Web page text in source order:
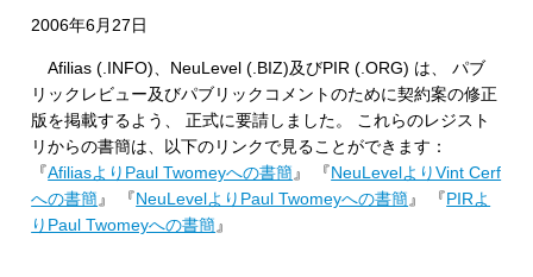
2006年6月27日
Afilias (.INFO)、NeuLevel (.BIZ)及びPIR (.ORG) は、 パブ
リックレビュー及びパブリックコメントのために契約案の修正
版を掲載するよう、 正式に要請しました。 これらのレジスト
リからの書簡は、以下のリンクで見ることができます：
『AfiliasよりPaul Twomeyへの書簡 』 『NeuLevelよりVint Cerf
への書簡 』 『NeuLevelよりPaul Twomeyへの書簡 』 『PIRよ
りPaul Twomeyへの書簡 』